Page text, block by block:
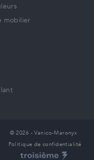
mobilier
© 2026 - Vanico-Maronyx
Politique de confidentialité